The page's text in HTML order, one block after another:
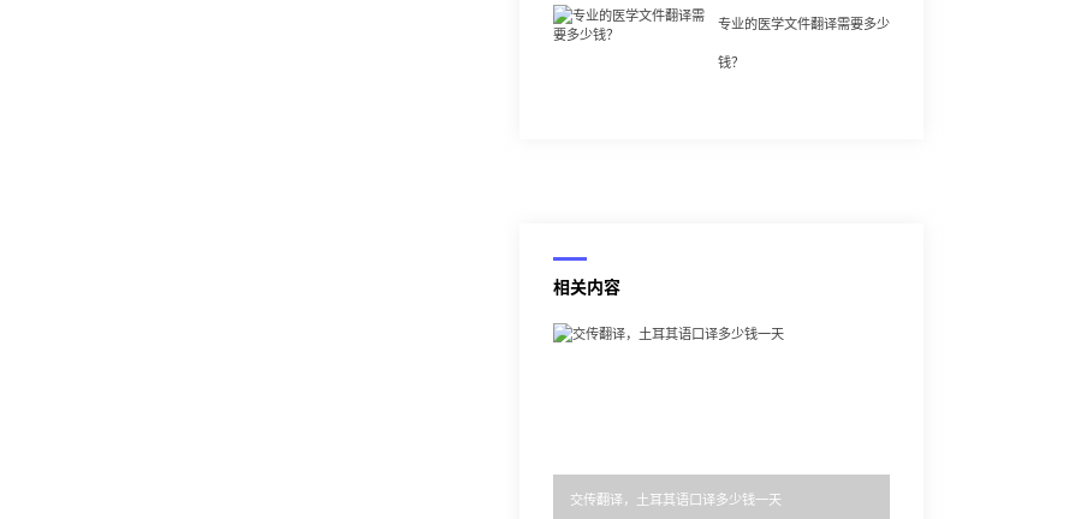
专业的医学文件翻译需要多少
钱？
相关内容
交传翻译，土耳其语口译多少钱一天